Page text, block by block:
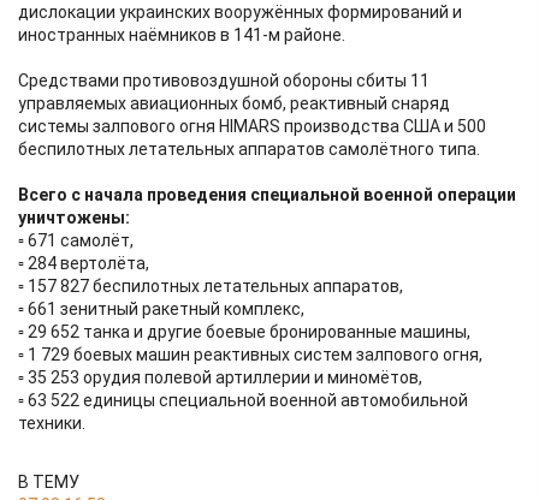
дислокации украинских вооружённых формирований и
иностранных наёмников в 141-м районе.
Средствами противовоздушной обороны сбиты 11
управляемых авиационных бомб, реактивный снаряд
системы залпового огня HIMARS производства США и 500
беспилотных летательных аппаратов самолётного типа.
Всего с начала проведения специальной военной операции
уничтожены:
▫️ 671 самолёт,
▫️ 284 вертолёта,
▫️ 157 827 беспилотных летательных аппаратов,
▫️ 661 зенитный ракетный комплекс,
▫️ 29 652 танка и другие боевые бронированные машины,
▫️ 1 729 боевых машин реактивных систем залпового огня,
▫️ 35 253 орудия полевой артиллерии и миномётов,
▫️ 63 522 единицы специальной военной автомобильной
техники.
В ТЕМУ